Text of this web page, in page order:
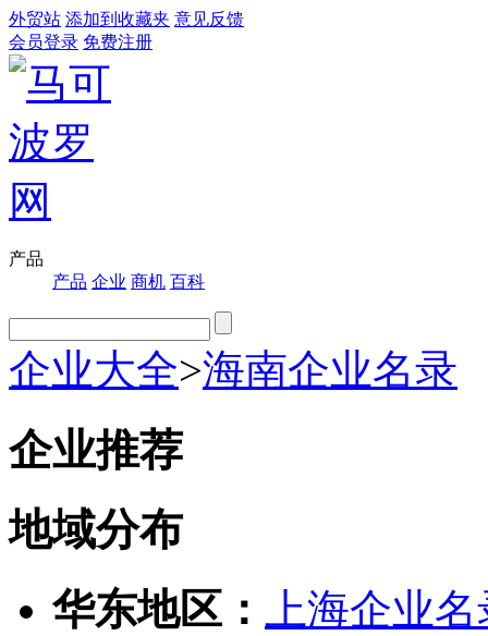
外贸站 添加到收藏夹 意见反馈
会员登录 免费注册
产品
产品 企业 商机 百科
企业大全>海南企业名录
企业推荐
地域分布
华东地区：
上海企业